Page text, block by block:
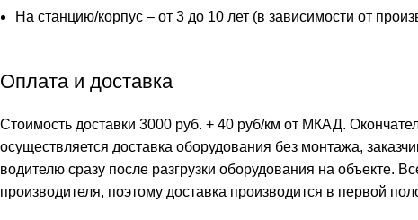
На станцию/корпус – от 3 до 10 лет (в зависимости от
Оплата и доставка
Стоимость доставки 3000 руб. + 40 руб/км от МКАД.
осуществляется доставка оборудования без монтажа,
водителю сразу после разгрузки оборудования на объекте.
производителя, поэтому доставка производится в первой